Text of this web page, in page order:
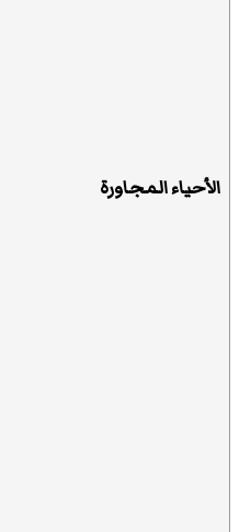
الأحياء المجاورة